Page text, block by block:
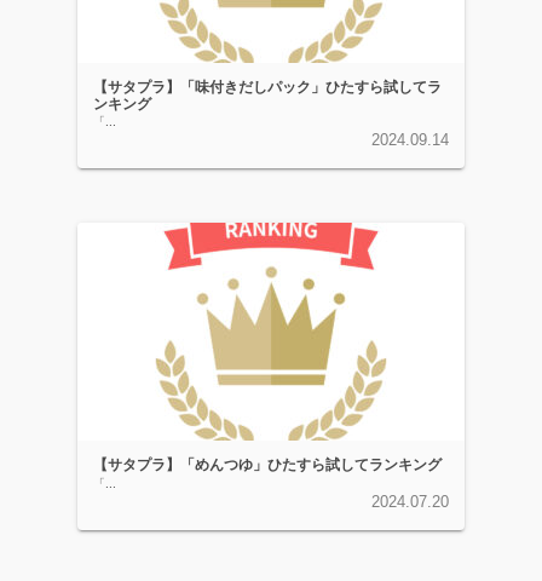
【サタプラ】「味付きだしパック」ひたすら試してラ
ンキング
「...
2024.09.14
【サタプラ】「めんつゆ」ひたすら試してランキング
「...
2024.07.20